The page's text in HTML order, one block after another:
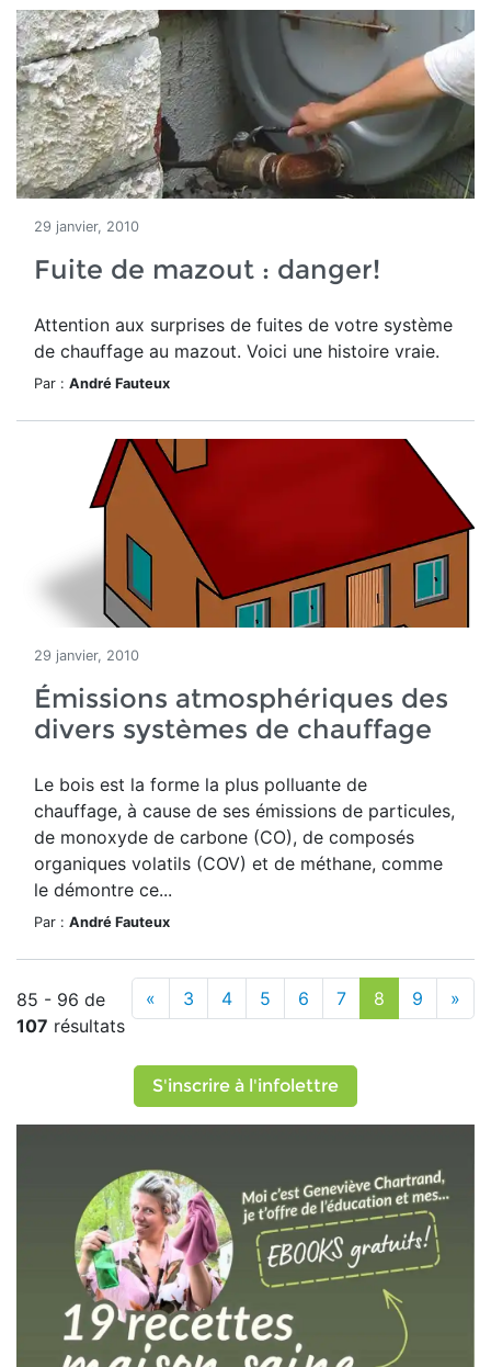
29 janvier, 2010
Fuite de mazout : danger!
Attention aux surprises de fuites de votre système
de chauffage au mazout. Voici une histoire vraie.
Par : André Fauteux
29 janvier, 2010
Émissions atmosphériques des
divers systèmes de chauffage
Le bois est la forme la plus polluante de
chauffage, à cause de ses émissions de particules,
de monoxyde de carbone (CO), de composés
organiques volatils (COV) et de méthane, comme
le démontre ce...
Par : André Fauteux
85 - 96 de
107 résultats
« 3 4 5 6 7 8 9 »
S'inscrire à l'infolettre